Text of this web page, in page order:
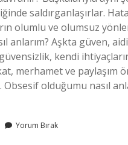
saldırganlaşırlar.
olumlu ve olumsuz
anlarım? Aşkta güven,
kendi
merhamet ve paylaşım
olduğumu nasıl
Yorum Bırak